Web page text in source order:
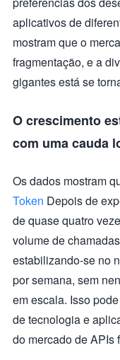
aplicativos de
mostram que o
fragmentação, e a
gigantes está se
O crescimento
com uma cauda
Os dados mostram
Token Depois de
de quase quatro
volume de
estabilizando-se no
por semana, sem
em escala. Isso
de tecnologia e
do mercado de APIs